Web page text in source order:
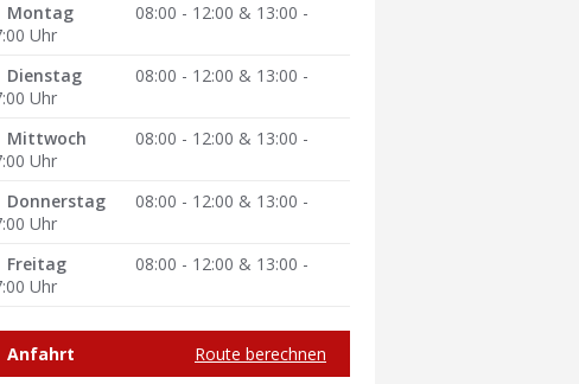
Montag
08:00 - 12:00 & 13:00 -
Uhr
Dienstag
08:00 - 12:00 & 13:00 -
Uhr
Mittwoch
08:00 - 12:00 & 13:00 -
Uhr
Donnerstag
08:00 - 12:00 & 13:00 -
Uhr
Freitag
08:00 - 12:00 & 13:00 -
Uhr
Anfahrt Route berechnen